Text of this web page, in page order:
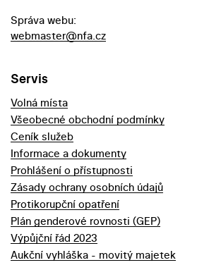
Správa webu:
webmaster@nfa.cz
Servis
Volná místa
Všeobecné obchodní podmínky
Ceník služeb
Informace a dokumenty
Prohlášení o přístupnosti
Zásady ochrany osobních údajů
Protikorupční opatření
Plán genderové rovnosti (GEP)
Výpůjční řád 2023
Aukční vyhláška - movitý majetek